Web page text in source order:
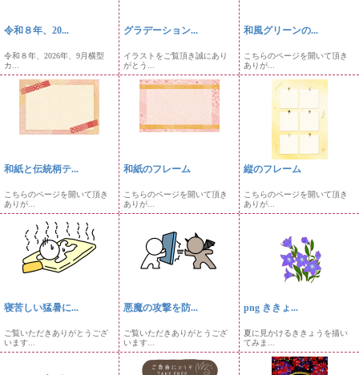
令和８年、20...
令和８年、2026年、9月横型
カ...
グラデーション...
イラストをご覧頂き誠にあり
がとう...
和風グリーンの...
こちらのページを開いて頂き
ありが...
和紙と伝統柄テ...
こちらのページを開いて頂き
ありが...
和紙のフレーム
こちらのページを開いて頂き
ありが...
縦のフレーム
こちらのページを開いて頂き
ありが...
寝苦しい猛暑に...
ご覧いただきありがとうござ
います...
悪魔の攻撃を防...
ご覧いただきありがとうござ
います...
png ききょ...
夏に見かけるききょうを描い
てみま...